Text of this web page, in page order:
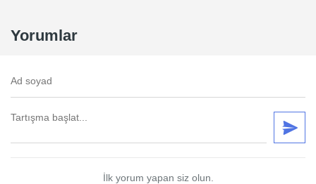
Yorumlar
İlk yorum yapan siz olun.